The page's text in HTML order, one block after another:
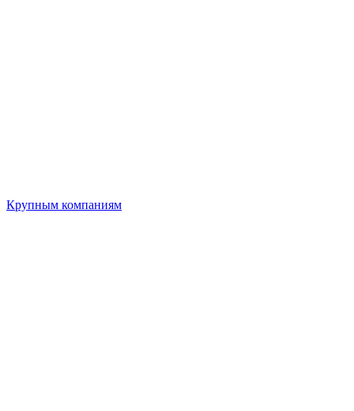
Крупным компаниям